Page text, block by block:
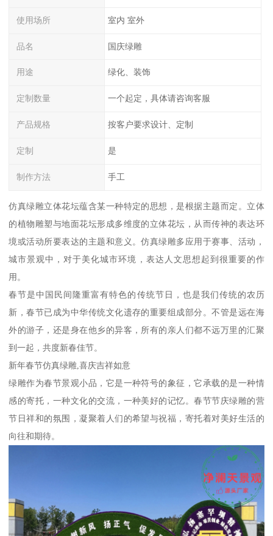
使用场所 室内 室外
品名 国庆绿雕
用途 绿化、装饰
定制数量 一个起定，具体请咨询客服
产品规格 按客户要求设计、定制
定制 是
制作方法 手工
仿真绿雕立体花坛蕴含某一种特定的思想，是根据主题而定。立体
的植物雕塑与地面花坛形成多维度的立体花坛，从而传神的表达环
境或活动所要表达的主题和意义。仿真绿雕多应用于赛事、活动，
城市景观中，对于美化城市环境，表达人文思想起到很重要的作
用。
春节是中国民间隆重富有特色的传统节日，也是我们传统的农历
新，春节已成为中华传统文化遗存的重要组成部分。不管是远在海
外的游子，还是身在他乡的异客，所有的亲人们都不远万里的汇聚
到一起，共度新春佳节。
新年春节仿真绿雕,喜庆吉祥如意
绿雕作为春节景观小品，它是一种符号的象征，它承载的是一种情
感的寄托，一种文化的交流，一种美好的记忆。春节节庆绿雕的营
节日祥和的氛围，凝聚着人们的希望与祝福，寄托着对美好生活的
向往和期待。